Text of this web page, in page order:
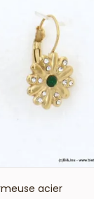
LE PRIX
acier